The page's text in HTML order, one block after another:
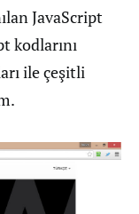
JavaScript
kodlarını
ile çeşitli